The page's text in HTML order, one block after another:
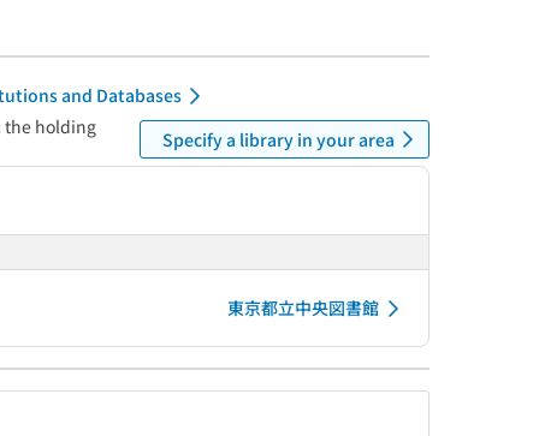
and Databases
the holding
Specify a library in your area
東京都立中央図書館